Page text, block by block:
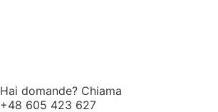
Hai domande? Chiama
+48 605 423 627